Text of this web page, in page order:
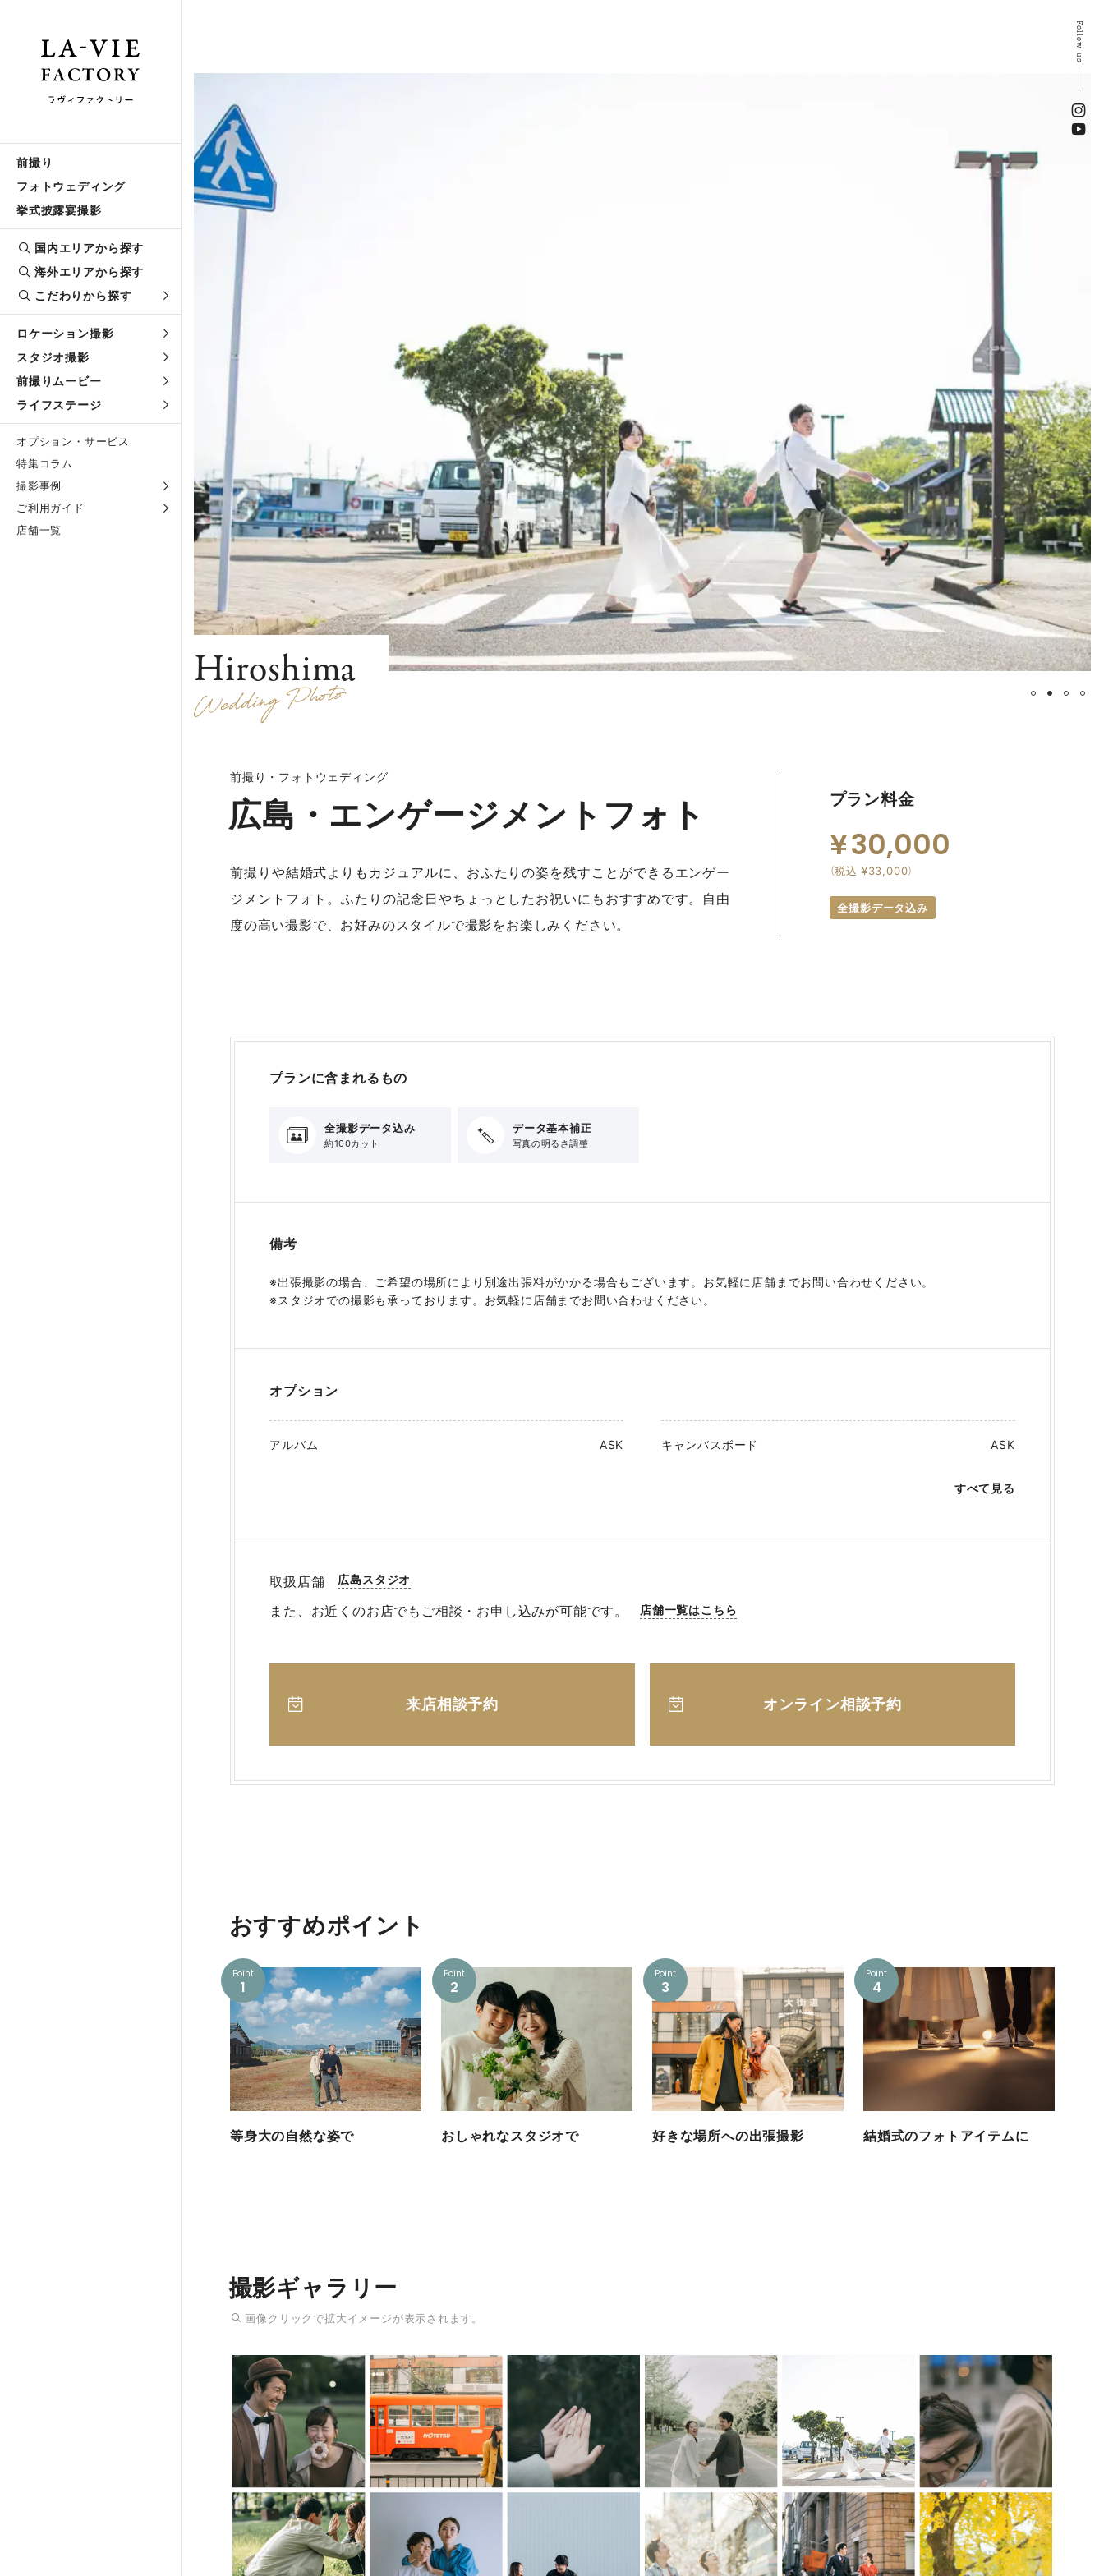
前撮り
フォトウェディング
挙式披露宴撮影
国内エリアから探す
海外エリアから探す
こだわりから探す
ロケーション撮影
スタジオ撮影
前撮りムービー
ライフステージ
オプション・サービス
特集コラム
撮影事例
ご利用ガイド
店舗一覧
Hiroshima
Follow us
前撮り・フォトウェディング
広島・エンゲージメントフォト
前撮りや結婚式よりもカジュアルに、おふたりの姿を残すことができるエンゲー
ジメントフォト。ふたりの記念日やちょっとしたお祝いにもおすすめです。自由
度の高い撮影で、お好みのスタイルで撮影をお楽しみください。
プラン料金
30,000
（税込 ¥33,000）
全撮影データ込み
プランに含まれるもの
全撮影データ込み
約100カット
データ基本補正
写真の明るさ調整
備考
※出張撮影の場合、ご希望の場所により別途出張料がかかる場合もございます。お気軽に店舗までお問い合わせください。
※スタジオでの撮影も承っております。お気軽に店舗までお問い合わせください。
オプション
アルバム ASK キャンバスボード ASK
すべて見る
取扱店舗 広島スタジオ
また、お近くのお店でもご相談・お申し込みが可能です。 店舗一覧はこちら
来店相談予約 オンライン相談予約
おすすめポイント
Point
1
等身大の自然な姿で
Point
2
おしゃれなスタジオで
Point
3
好きな場所への出張撮影
Point
4
結婚式のフォトアイテムに
撮影ギャラリー
画像クリック で拡大イメージが表示されます。